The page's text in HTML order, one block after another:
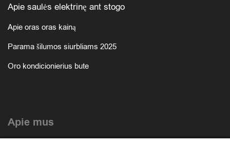
Apie saulės elektrinę ant stogo
Apie oras oras kainą
Parama šilumos siurbliams 2025
Oro kondicionierius bute
Apie mus